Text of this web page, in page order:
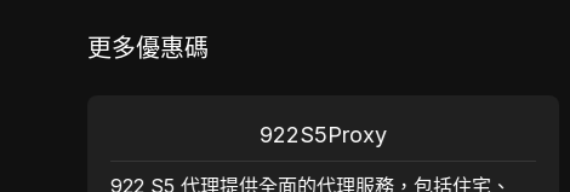
更多優惠碼
922S5Proxy
922 S5 代理提供全面的代理服務，包括住宅、